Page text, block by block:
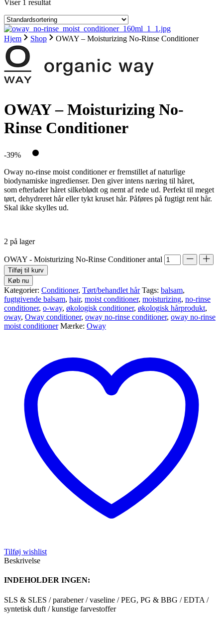
Viser 1 resultat
Hjem Shop OWAY – Moisturizing No-Rinse Conditioner
OWAY – Moisturizing No-
Rinse Conditioner
-39%
Oway no-rinse moist conditioner er fremstillet af naturlige
biodynamiske ingredienser. Den giver intens næring til håret,
som efterlader håret silkeblødt og nemt af rede ud. Perfekt til meget
tørt, dehydreret hår eller tykt kruset hår. Påføres på fugtigt rent hår.
Skal ikke skylles ud.
2 på lager
OWAY - Moisturizing No-Rinse Conditioner antal
Tilføj til kurv
Køb nu
Kategorier: Conditioner, Tørt/behandlet hår Tags: balsam,
fugtgivende balsam, hair, moist conditioner, moisturizing, no-rinse
conditioner, o-way, økologisk conditioner, økologisk hårprodukt,
oway, Oway conditioner, oway no-rinse conditioner, oway no-rinse
moist conditioner Mærke: Oway
Tilføj wishlist
Beskrivelse
INDEHOLDER INGEN:
SLS & SLES / parabener / vaseline / PEG, PG & BBG / EDTA /
syntetisk duft / kunstige farvestoffer